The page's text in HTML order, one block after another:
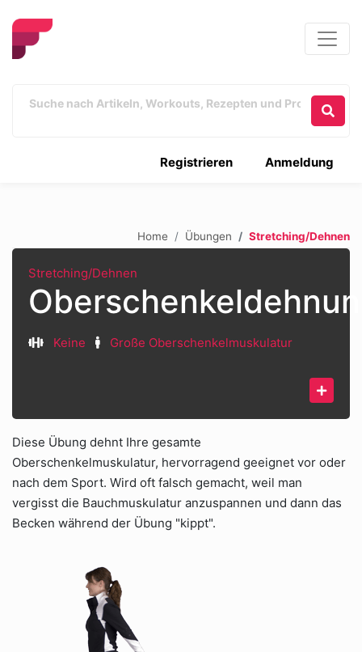
Anmeldung
Registrieren
Home Übungen Stretching/Dehnen
Stretching/Dehnen
Keine Große Oberschenkelmuskulatur
Diese Übung dehnt Ihre gesamte
Oberschenkelmuskulatur, hervorragend geeignet vor oder
nach dem Sport. Wird oft falsch gemacht, weil man
vergisst die Bauchmuskulatur anzuspannen und dann das
Becken während der Übung "kippt".